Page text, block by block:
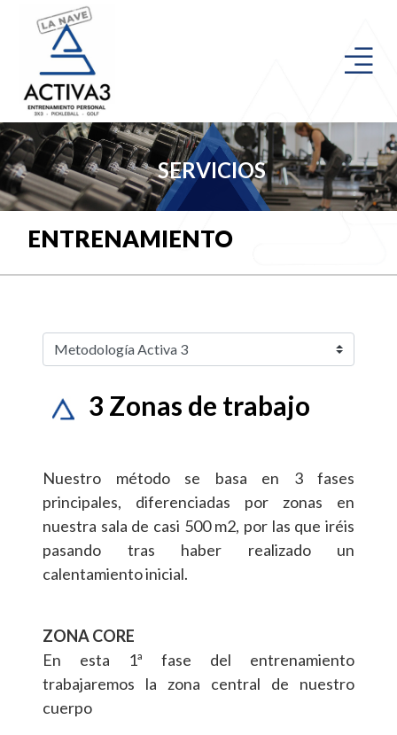
SERVICIOS
ENTRENAMIENTO
3 Zonas de trabajo
Nuestro método se basa en 3 fases
principales, diferenciadas por zonas en
nuestra sala de casi 500 m2, por las que iréis
pasando tras haber realizado un
calentamiento inicial.
ZONA CORE
En esta 1ª fase del entrenamiento
trabajaremos la zona central de nuestro
cuerpo